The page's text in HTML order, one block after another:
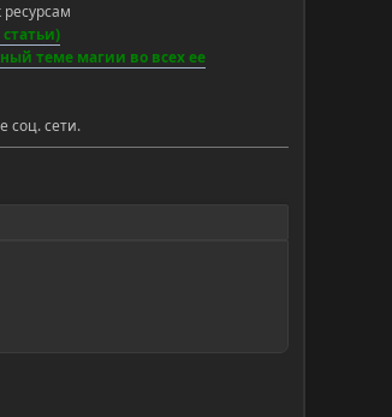
теме магии во всех ее
соц. сети.